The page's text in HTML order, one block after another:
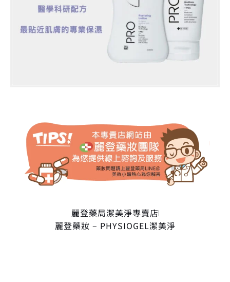
麗登藥局潔美淨專賣店
麗登藥妝 – PHYSIOGEL潔美淨